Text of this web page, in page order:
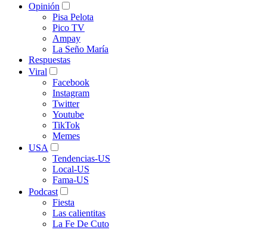
Opinión
Pisa Pelota
Pico TV
Ampay
La Seño María
Respuestas
Viral
Facebook
Instagram
Twitter
Youtube
TikTok
Memes
USA
Tendencias-US
Local-US
Fama-US
Podcast
Fiesta
Las calientitas
La Fe De Cuto